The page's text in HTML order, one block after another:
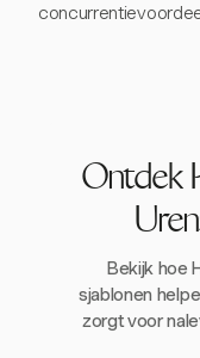
Ontdek
Bekijk hoe
sjablonen
zorgt voor